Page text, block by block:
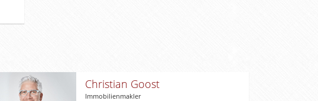
Christian Goost
Immobilienmakler